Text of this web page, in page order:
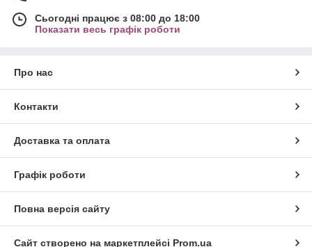
Сьогодні працює з 08:00 до 18:00
Показати весь графік роботи
Про нас
Контакти
Доставка та оплата
Графік роботи
Повна версія сайту
Сайт створено на маркетплейсі Prom.ua